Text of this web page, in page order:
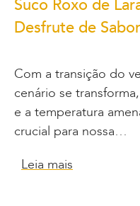
Suco Roxo de
Desfrute de
Com a transição do
cenário se
e a temperatura
crucial para nossa…
Leia mais